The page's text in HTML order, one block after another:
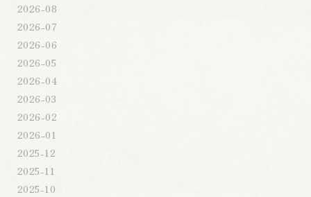
2026-08
2026-07
2026-06
2026-05
2026-04
2026-03
2026-02
2026-01
2025-12
2025-11
2025-10